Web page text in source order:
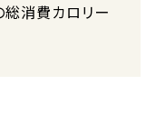
総消費カロリー